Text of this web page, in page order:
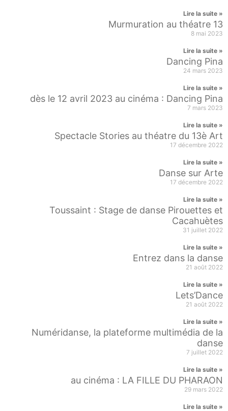
Lire la suite »
Murmuration au théatre 13
8 mai 2023
Lire la suite »
Dancing Pina
24 mars 2023
Lire la suite »
dès le 12 avril 2023 au cinéma : Dancing Pina
7 mars 2023
Lire la suite »
Spectacle Stories au théatre du 13è Art
17 décembre 2022
Lire la suite »
Danse sur Arte
17 décembre 2022
Lire la suite »
Toussaint : Stage de danse Pirouettes et
Cacahuètes
31 juillet 2022
Lire la suite »
Entrez dans la danse
21 août 2022
Lire la suite »
Lets’Dance
21 août 2022
Lire la suite »
Numéridanse, la plateforme multimédia de la
danse
7 juillet 2022
Lire la suite »
au cinéma : LA FILLE DU PHARAON
29 mars 2022
Lire la suite »